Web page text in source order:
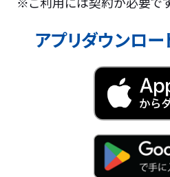
アプリダウンロー